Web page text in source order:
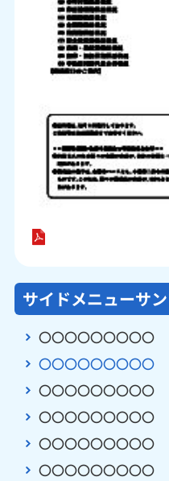
サイドメニューサ
〇〇〇〇〇〇〇〇〇
〇〇〇〇〇〇〇〇〇
〇〇〇〇〇〇〇〇〇
〇〇〇〇〇〇〇〇〇
〇〇〇〇〇〇〇〇〇
〇〇〇〇〇〇〇〇〇